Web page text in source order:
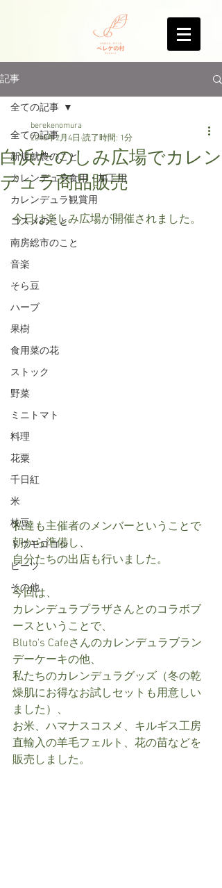
記事
全ての記事
新規就農のこと
カレンデュラ食用・加工用
カレンデュラ観賞用
コスメのこと
南房総市のこと
音楽
そら豆
ハーブ
果樹
食用菜の花
ストック
野菜
ミニトマト
料理
花粟
千日紅
米
枝豆
トウモロコシ
ビーツ
その他
全ての記事
白浜たのしみ広場でカレン
デュラ商品販売
berekenomura
2018年2月4日 読了時間: 1分
今日は楽しみ広場が開催されました。
私達も主催者のメンバーということで
朝から準備し、
自分たちの出店も行いました。
今回は、
カレンデュラプラザさんとのコラボブ
ースということで、
Bluto's Cafeさんのカレンデュラブラン
デーケーキの他、
私たちのカレンデュラグッズ（冬の乾
燥肌にお得なお試しセットも用意しい
ました）、
お米、ハマナスコスメ、キルギス工房
直輸入の羊毛フェルト、花の苗などを
販売しました。